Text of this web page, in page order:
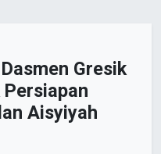
Gresik
Aisyiyah